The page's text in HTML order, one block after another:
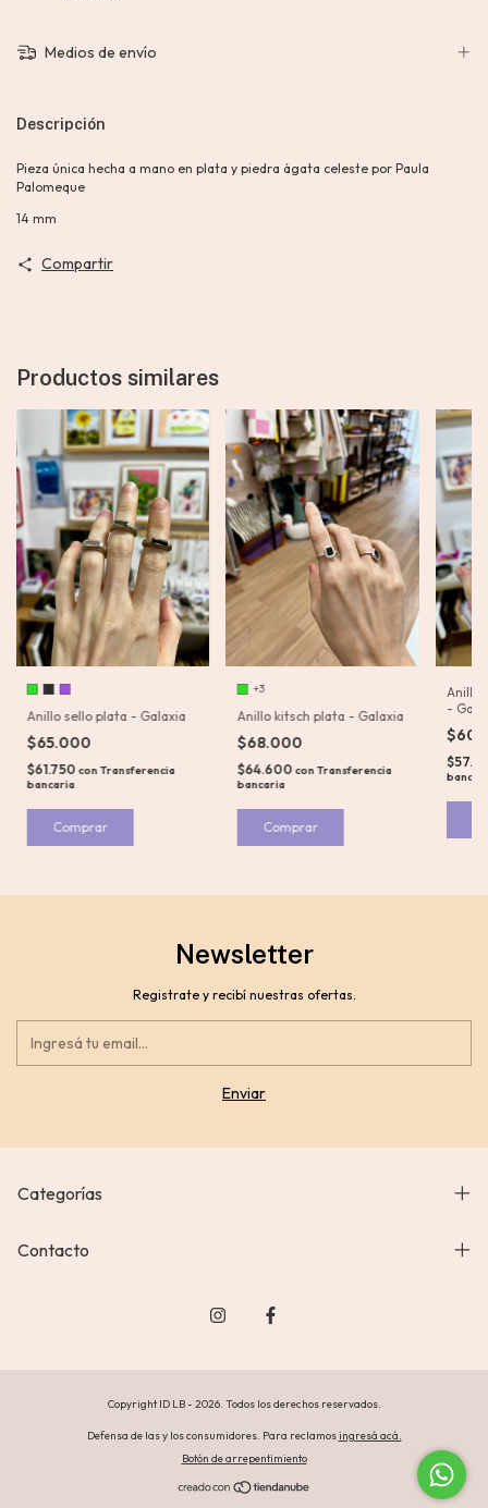
Medios de envío
Descripción
Pieza única hecha a mano en plata y piedra ágata celeste por Paula
Palomeque
14 mm
Compartir
Productos similares
Anillo sello plata - Galaxia
$65.000
$61.750 con Transferencia
bancaria
Comprar
+3
Anillo kitsch plata - Galaxia
$68.000
$64.600 conTransferencia
bancaria
Comprar
Anillo
-
Newsletter
Registrate y recibí nuestras ofertas.
Categorías
Contacto
Copyright ID LB - 2026. Todos los derechos reservados.
Defensa de las y los consumidores. Para reclamosingresá acá.
Botón de arrepentimiento